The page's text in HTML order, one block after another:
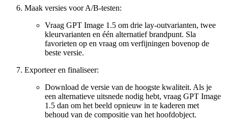
Maak versies voor A/B-testen:
Vraag GPT Image 1.5 om drie lay-outvarianten, twee
kleurvarianten en één alternatief brandpunt. Sla
favorieten op en vraag om verfijningen bovenop de
beste versie.
Exporteer en finaliseer:
Download de versie van de hoogste kwaliteit. Als je
een alternatieve uitsnede nodig hebt, vraag GPT Image
1.5 dan om het beeld opnieuw in te kaderen met
behoud van de compositie van het hoofdobject.